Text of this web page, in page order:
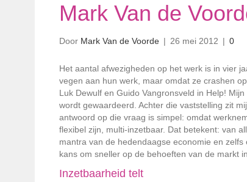
Mark Van de
Door Mark Van de Voorde | 26 mei 2012 | 0
Het aantal afwezigheden op het werk is in vier
vegen aan hun werk, maar omdat ze crashen
Luk Dewulf en Guido Vangronsveld in Help!
wordt gewaardeerd. Achter die vaststelling zit
antwoord op die vraag is simpel: omdat
flexibel zijn, multi-inzetbaar. Dat betekent: van
mantra van de hedendaagse economie en
kans om sneller op de behoeften van de markt
Inzetbaarheid telt